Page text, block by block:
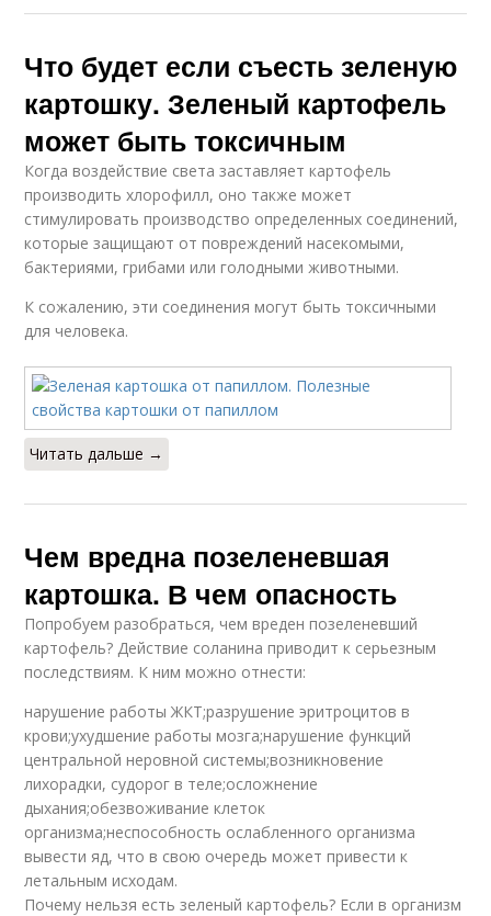
Что будет если съесть зеленую
картошку. Зеленый картофель
может быть токсичным
Когда воздействие света заставляет картофель
производить хлорофилл, оно также может
стимулировать производство определенных соединений,
которые защищают от повреждений насекомыми,
бактериями, грибами или голодными животными.
К сожалению, эти соединения могут быть токсичными
для человека.
Читать дальше →
Чем вредна позеленевшая
картошка. В чем опасность
Попробуем разобраться, чем вреден позеленевший
картофель? Действие соланина приводит к серьезным
последствиям. К ним можно отнести:
нарушение работы ЖКТ;разрушение эритроцитов в
крови;ухудшение работы мозга;нарушение функций
центральной неровной системы;возникновение
лихорадки, судорог в теле;осложнение
дыхания;обезвоживание клеток
организма;неспособность ослабленного организма
вывести яд, что в свою очередь может привести к
летальным исходам.
Почему нельзя есть зеленый картофель? Если в организм